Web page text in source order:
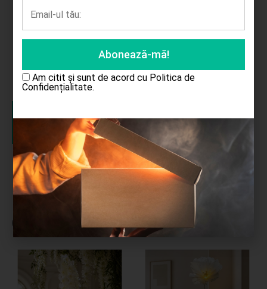
Baloane jumbo 50/set
55.00lei
cererea
Cele mai cumpărate produse
Am citit și sunt de acord cu Politica de
Confidențialitate.